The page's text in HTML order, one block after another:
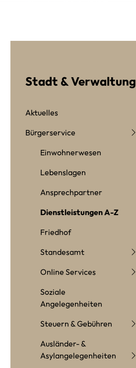
Stadt & Verwaltung
Aktuelles
Bürgerservice
Einwohnerwesen
Lebenslagen
Ansprechpartner
Dienstleistungen A-Z
Friedhof
Standesamt
Online Services
Soziale
Angelegenheiten
Steuern & Gebühren
Ausländer- &
Asylangelegenheiten